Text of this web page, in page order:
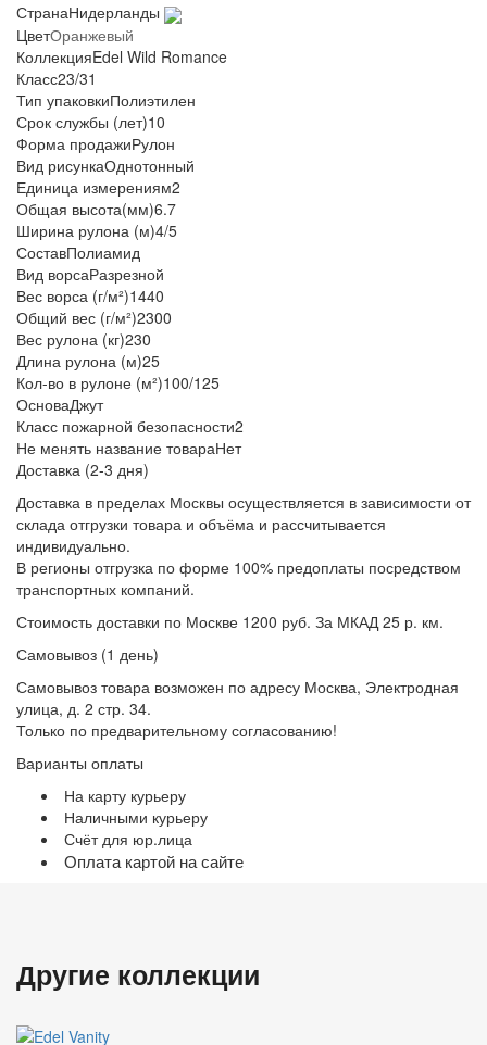
СтранаНидерланды
ЦветОранжевый
КоллекцияEdel Wild Romance
Класс23/31
Тип упаковкиПолиэтилен
Срок службы (лет)10
Форма продажиРулон
Вид рисункаОднотонный
Единица измерениям2
Общая высота(мм)6.7
Ширина рулона (м)4/5
СоставПолиамид
Вид ворсаРазрезной
Вес ворса (г/м²)1440
Общий вес (г/м²)2300
Вес рулона (кг)230
Длина рулона (м)25
Кол-во в рулоне (м²)100/125
ОсноваДжут
Класс пожарной безопасности2
Не менять название товараНет
Доставка (2-3 дня)
Доставка в пределах Москвы осуществляется в зависимости от
склада отгрузки товара и объёма и рассчитывается
индивидуально.
В регионы отгрузка по форме 100% предоплаты посредством
транспортных компаний.
Стоимость доставки по Москве 1200 руб. За МКАД 25 р. км.
Самовывоз (1 день)
Самовывоз товара возможен по адресу Москва, Электродная
улица, д. 2 стр. 34.
Только по предварительному согласованию!
Варианты оплаты
На карту курьеру
Наличными курьеру
Счёт для юр.лица
Оплата картой на сайте
Другие коллекции